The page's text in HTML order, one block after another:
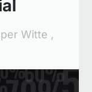
Witte ,